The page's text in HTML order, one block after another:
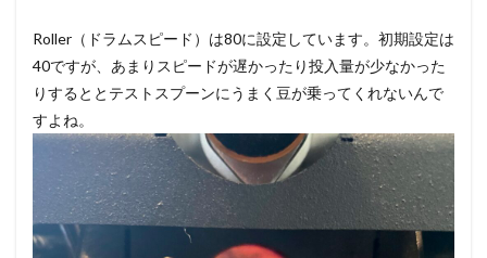
Roller（ドラムスピード）は80に設定しています。初期設定は
40ですが、あまりスピードが遅かったり投入量が少なかった
りするととテストスプーンにうまく豆が乗ってくれないんで
すよね。